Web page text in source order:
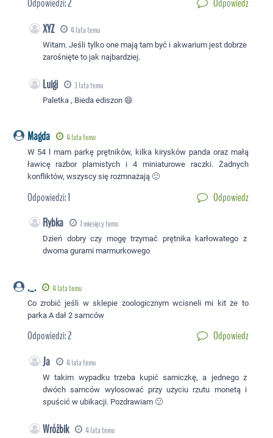
Odpowiedzi:2 Odpowiedz
XYZ 4 lata temu
Witam. Jeśli tylko one mają tam być i akwarium jest dobrze
zarośnięte to jak najbardziej.
Luigi 3 lata temu
Paletka , Bieda ediszon 😄
Magda 4 lata temu
W 54 l mam parkę prętników, kilka kirysków panda oraz małą
ławicę razbor plamistych i 4 miniaturowe raczki. Żadnych
konfliktów, wszyscy się rozmnażają 🙂
Odpowiedzi:1 Odpowiedz
Rybka 7 miesięcy temu
Dzień dobry czy mogę trzymać prętnika karłowatego z
dwoma gurami marmurkowego
._. 4 lata temu
Co zrobić jeśli w sklepie zoologicznym wcisneli mi kit że to
parka A dał 2 samców
Odpowiedzi:2 Odpowiedz
Ja 4 lata temu
W takim wypadku trzeba kupić samiczkę, a jednego z
dwóch samców wylosować przy użyciu rzutu monetą i
spuścić w ubikacji. Pozdrawiam 🙂
Wróżbik 4 lata temu